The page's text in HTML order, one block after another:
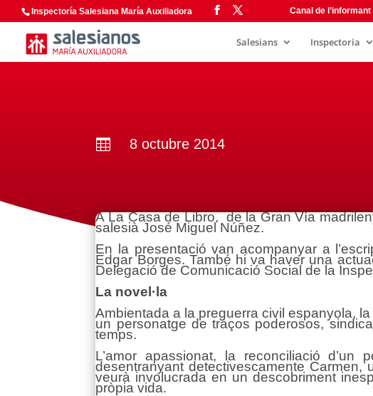
Inspectoría Salesiana María Auxiliadora Canal de l’informant
Salesians Inspectoria
 8 octubre 2014
A La Casa de Libro, de la Gran Vía
salesià José Miguel Núñez.
En la presentació van acompanyar a
Edgar Borges. També hi va haver una
Delegació de Comunicació Social de la
La novel·la
Ambientada a la preguerra civil espanyola,
un personatge de traços poderosos,
temps.
L’amor apassionat, la reconciliació
desentranyant detectivescamente
veurà involucrada en un descobriment
pròpia vida.